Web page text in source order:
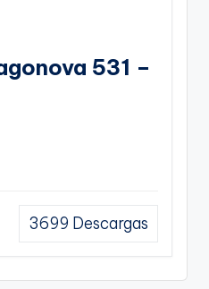
531 –
3699 Descargas